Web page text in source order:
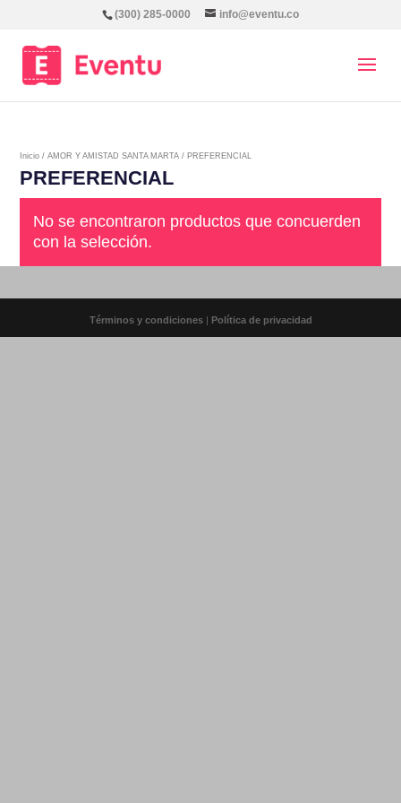
(300) 285-0000 info@eventu.co
Inicio /AMOR Y AMISTAD SANTA MARTA / PREFERENCIAL
PREFERENCIAL
No se encontraron productos que concuerden
con la selección.
Términos y condiciones | Política de privacidad